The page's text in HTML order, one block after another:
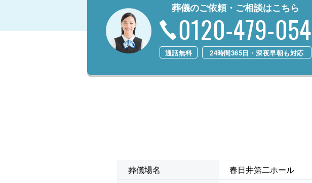
葬儀のご依頼・ご相談はこちら
0120-479-054
通話無料 24時間365日・深夜早朝も対応
葬儀場名
春日井第二ホール